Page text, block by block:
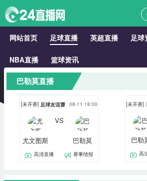
网站首页 足球直播 英超直播 足球
NBA直播 篮球资讯
巴勒莫直播
[未开赛] 足球友谊赛 08-11 18:00
尤文图斯
VS
巴勒莫
高清直播 赛事情报
[未开赛]
巴勒
高